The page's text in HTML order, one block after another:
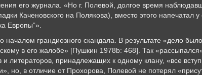
его журнала. «Но г. Полевой, долгое время
Каченовского на Полякова), вместо этого
Европы”».
началом грандиозного скандала. В результате «дело
в его жалобе» [Пушкин 1978b: 468]. Так
и литераторов, принадлежащих к одному клану, «все
но, в отличие от Прохорова, Полевой не потерял